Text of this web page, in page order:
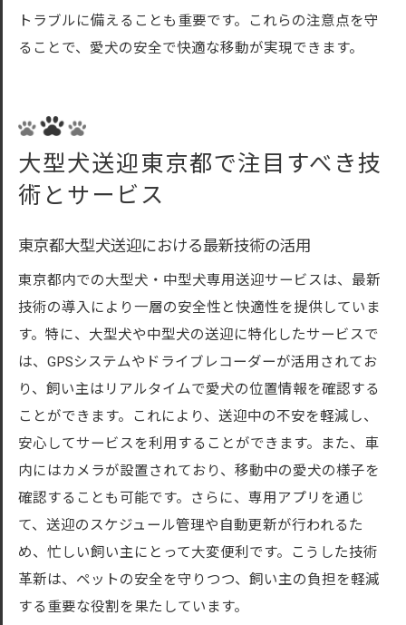
トラブルに備えることも重要です。これらの注意点を守
ることで、愛犬の安全で快適な移動が実現できます。
大型犬送迎東京都で注目すべき技
術とサービス
東京都大型犬送迎における最新技術の活用
東京都内での大型犬・中型犬専用送迎サービスは、最新
技術の導入により一層の安全性と快適性を提供していま
す。特に、大型犬や中型犬の送迎に特化したサービスで
は、GPSシステムやドライブレコーダーが活用されてお
り、飼い主はリアルタイムで愛犬の位置情報を確認する
ことができます。これにより、送迎中の不安を軽減し、
安心してサービスを利用することができます。また、車
内にはカメラが設置されており、移動中の愛犬の様子を
確認することも可能です。さらに、専用アプリを通じ
て、送迎のスケジュール管理や自動更新が行われるた
め、忙しい飼い主にとって大変便利です。こうした技術
革新は、ペットの安全を守りつつ、飼い主の負担を軽減
する重要な役割を果たしています。